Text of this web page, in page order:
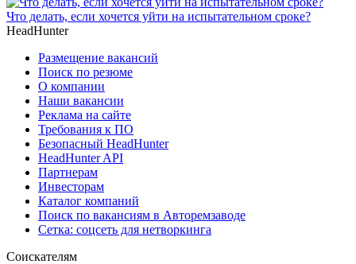
Что делать, если хочется уйти на испытательном сроке?
HeadHunter
Размещение вакансий
Поиск по резюме
О компании
Наши вакансии
Реклама на сайте
Требования к ПО
Безопасный HeadHunter
HeadHunter API
Партнерам
Инвесторам
Каталог компаний
Поиск по вакансиям в Авторемзаводе
Сетка: соцсеть для нетворкинга
Соискателям